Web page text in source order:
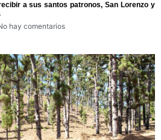
a sus santos patronos, San Lorenzo y
hay comentarios